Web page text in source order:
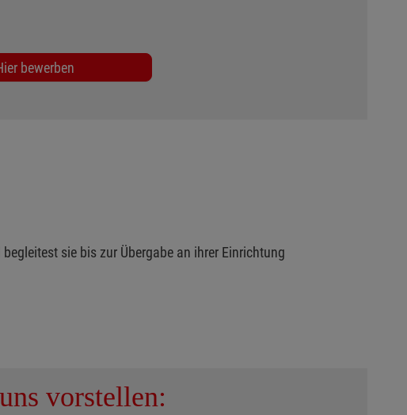
bewerben
sie bis zur Übergabe an ihrer Einrichtung
vorstellen: